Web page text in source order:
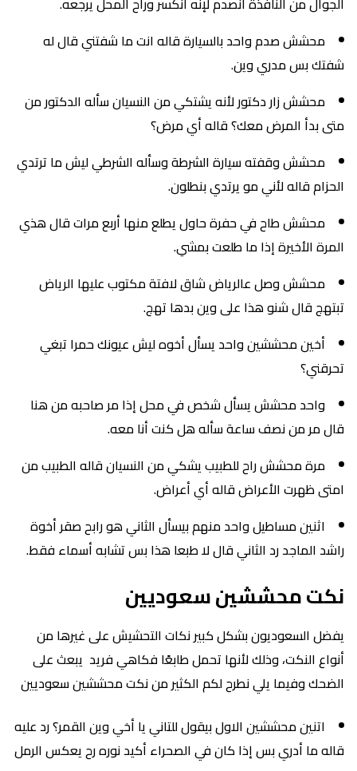
محشش صدم واحد بالسيارة قاله انت ما شفتني قال له
شفتك بس مدري وين.
محشش زار دكتور لأنه يشتكي من النسيان سأله الدكتور من
متى بدأ المرض معك؟ قاله أي مرض؟
محشش وقفته سيارة الشرطة وسأله الشرطي ليش ما ترتدي
الحزام قاله لأني مو يرتدي بنطلون.
محشش طاح في حفرة حاول يطلع منها أربع مرات قال هذي
المرة الأخيرة إذا ما طلعت بمشي.
محشش وصل عالرياض شاق لافتة مكتوب عليها الرياض
تبتهج قال شنو هذا على وين بدها تهج.
أخين محششين واحد يسأل أخوه ليش عيونك حمرا تبغي
تحرقني؟
واحد محشش يسأل شخص في محل إذا مر صاحبه من هنا
قال مر من نصف ساعة سأله هل كنت أنا معه.
مرة محشش راح للطبيب يشكي من النسيان قاله الطبيب من
امتى ظهرت الأعراض قاله أي أعراض.
اثنين مساطيل واحد منهم بيسأل الثاني هو رابح صقر أخوة
راشد الماجد رد الثاني قال لا طبعا هذا بس تشابه أسماء فقط.
نكت محششين سعوديين
يفضل السعوديون بشكل كبير نكات التحشيش على غيرها من
أنواع النكت، وذلك لأنها تحمل طابعًا فكاهي فريد يبعث على
الضحك وفيما يلي نطرح لكم الكثير من نكت محششين سعوديين
اتنين محششين الاول بيقول للتاني يا أخي وين القمر؟ رد عليه
قاله ما أدري بس إذا كان في الصحراء أكيد نوره رح يعكس الرمل